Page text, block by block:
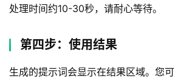
处理时间约10-30秒，请耐心等待。
第四步：使用结果
生成的提示词会显示在结果区域。您可